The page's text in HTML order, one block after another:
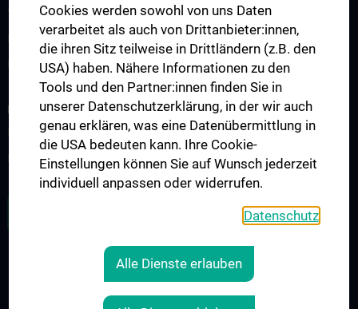
Vorlesungsverzeichnis
Fortbildung
Erasmus Plus Projekt
FORSCHUNG
Büro für Wissenschaft und Forschung
Forschungsprojekte und Studien
Cookies werden sowohl von uns Daten
verarbeitet als auch von Drittanbieter:innen,
die ihren Sitz teilweise in Drittländern (z.B. den
USA) haben. Nähere Informationen zu den
Tools und den Partner:innen finden Sie in
unserer Datenschutzerklärung, in der wir auch
genau erklären, was eine Datenübermittlung in
die USA bedeuten kann. Ihre Cookie-
Einstellungen können Sie auf Wunsch jederzeit
individuell anpassen oder widerrufen.
Datenschutz
Alle Dienste erlauben